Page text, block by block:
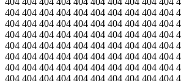
404 404 404 404 404 404 404 404 404 404
404 404 404 404 404 404 404 404 404 404
404 404 404 404 404 404 404 404 404 404
404 404 404 404 404 404 404 404 404 404
404 404 404 404 404 404 404 404 404 404
404 404 404 404 404 404 404 404 404 404
404 404 404 404 404 404 404 404 404 404